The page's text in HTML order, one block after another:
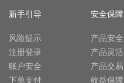
新手引导
风险提示
注册登录
账户安全
下单支付
安全保障
产品安全
产品灵活
产品交易
收益保障